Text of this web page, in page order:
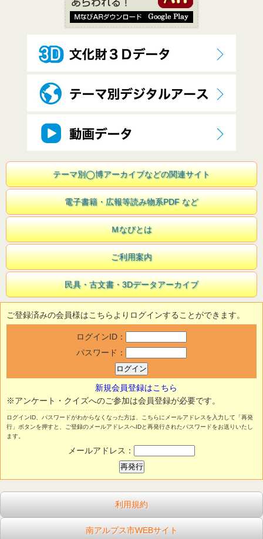
テーマ別◯博アーカイブなどの関連サイト
電子書籍・広報等読み物系PDF など
Ｍなびとは
ご利用案内
民具・古文書・3Dデータアーカイブ
ご登録済みの会員様はこちらよりログインすることができます。
ログインID：
パスワード：
新規会員登録はこちら
※アンケート・クイズへのご参加は会員登録が必要です。
ログインID、パスワードがわからなくなった方は、こちらにメールアドレスを入力して「再発
行」ボタンを押すと、ご登録のメールアドレスへIDと再発行されたパスワードをお送りいたし
ます。
メールアドレス：
利用規約
南アルプス市WEBサイト